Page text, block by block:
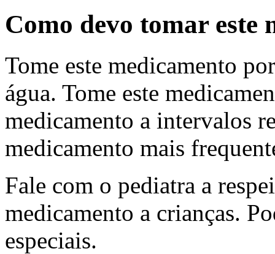
Como devo tomar este
Tome este medicamento
água. Tome este
medicamento a intervalos
medicamento mais
Fale com o pediatra a
medicamento a crianças.
especiais.